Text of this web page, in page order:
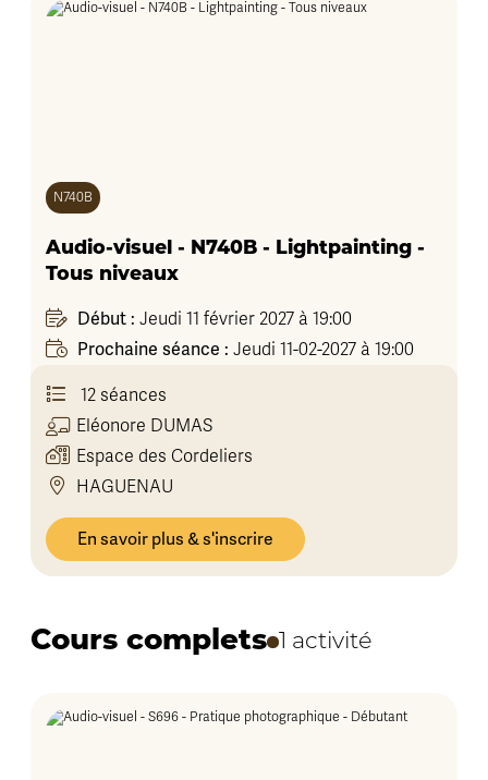
N740B
Audio-visuel - N740B - Lightpainting -
Tous niveaux
Début : Jeudi 11 février 2027 à 19:00
Prochaine séance : Jeudi 11-02-2027 à 19:00
12 séances
Eléonore DUMAS
Espace des Cordeliers
HAGUENAU
En savoir plus & s'inscrire
Cours complets 1 activité